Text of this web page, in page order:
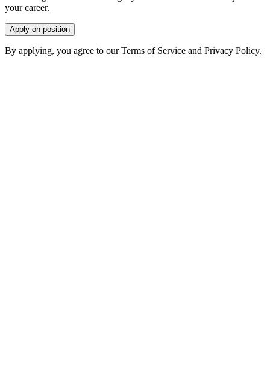
your career.
Apply on position
By applying, you agree to our Terms of Service and Privacy Policy.